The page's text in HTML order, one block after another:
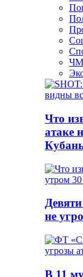
ЧМ
Что
атаке
не
В 11